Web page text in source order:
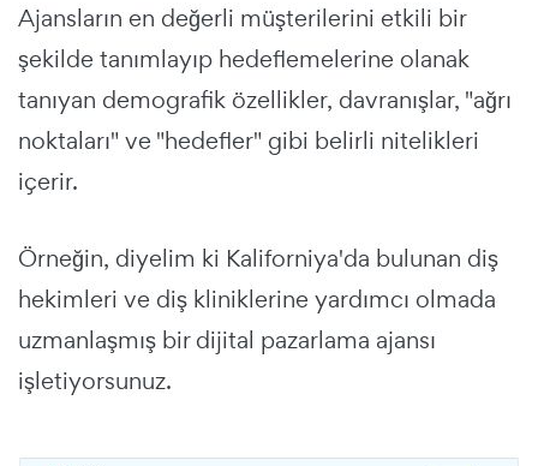
Ajansların en değerli müşterilerini etkili bir
şekilde tanımlayıp hedeflemelerine olanak
tanıyan demografik özellikler, davranışlar, "ağrı
noktaları" ve "hedefler" gibi belirli nitelikleri
içerir.
Örneğin, diyelim ki Kaliforniya'da bulunan diş
hekimleri ve diş kliniklerine yardımcı olmada
uzmanlaşmış bir dijital pazarlama ajansı
işletiyorsunuz.